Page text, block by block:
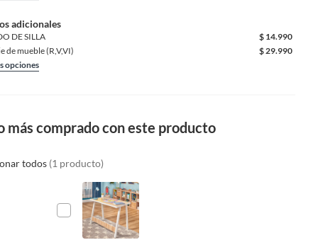
adicionales
DE SILLA $ 14.990
de mueble (R,V,VI)
$ 29.990
opciones
más comprado con este producto
todos (1 producto)